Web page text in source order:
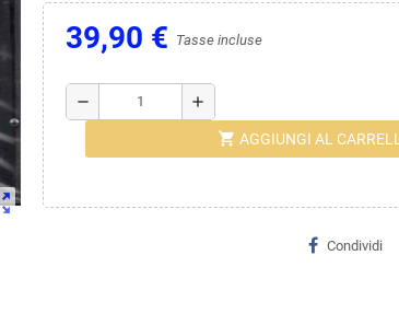
39,90 € Tasse incluse
remove add
shopping_cart AGGIUNGI AL
Condividi